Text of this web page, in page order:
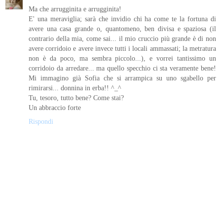
Ma che arrugginita e arrugginita!
E' una meraviglia; sarà che invidio chi ha come te la fortuna di
avere una casa grande o, quantomeno, ben divisa e spaziosa (il
contrario della mia, come sai... il mio cruccio più grande è di non
avere corridoio e avere invece tutti i locali ammassati; la metratura
non è da poco, ma sembra piccolo...), e vorrei tantissimo un
corridoio da arredare... ma quello specchio ci sta veramente bene!
Mi immagino già Sofia che si arrampica su uno sgabello per
rimirarsi... donnina in erba!! ^_^
Tu, tesoro, tutto bene? Come stai?
Un abbraccio forte
Rispondi